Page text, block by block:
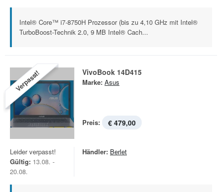
Intel® Core™ i7-8750H Prozessor (bis zu 4,10 GHz mit Intel®
TurboBoost-Technik 2.0, 9 MB Intel® Cach...
Verpasst! VivoBook 14D415
Marke: Asus
Preis: € 479,00
Leider verpasst!
Gültig: 13.08. -
20.08.
Händler: Berlet